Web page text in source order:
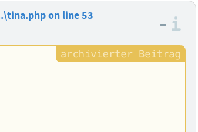
on line 53
–